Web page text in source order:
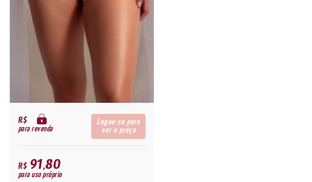
R$
para revenda
Logue-se para
ver o preço
R$91,80
para uso próprio